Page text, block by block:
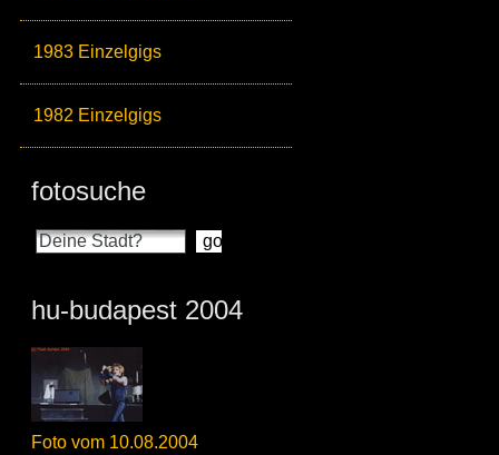
1983 Einzelgigs
1982 Einzelgigs
fotosuche
hu-budapest 2004
Foto vom 10.08.2004